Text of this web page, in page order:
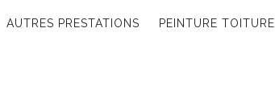
AUTRES PRESTATIONS PEINTURE TOITURE